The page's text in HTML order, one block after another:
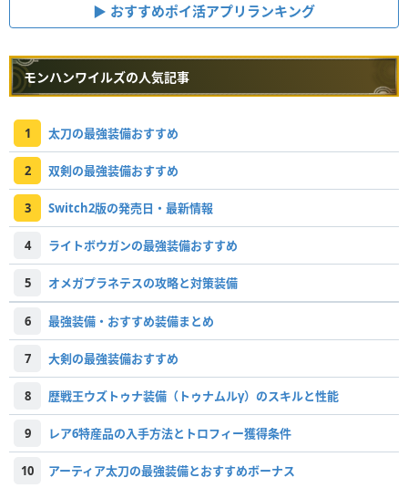
おすすめポイ活アプリランキング
モンハンワイルズの人気記事
1 太刀の最強装備おすすめ
2 双剣の最強装備おすすめ
3 Switch2版の発売日・最新情報
4 ライトボウガンの最強装備おすすめ
5 オメガプラネテスの攻略と対策装備
6 最強装備・おすすめ装備まとめ
7 大剣の最強装備おすすめ
8 歴戦王ウズトゥナ装備（トゥナムルγ）のスキルと性能
9 レア6特産品の入手方法とトロフィー獲得条件
10 アーティア太刀の最強装備とおすすめボーナス